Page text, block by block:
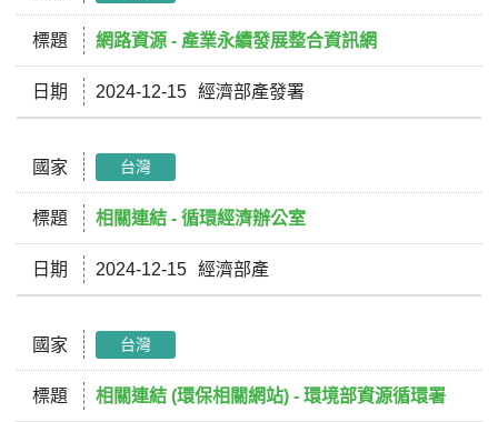
標題 網路資源 - 產業永續發展整合資訊網
日期 2024-12-15 經濟部產發署
國家 台灣
標題 相關連結 - 循環經濟辦公室
日期 2024-12-15 經濟部產
國家 台灣
標題 相關連結 (環保相關網站) - 環境部資源循環署